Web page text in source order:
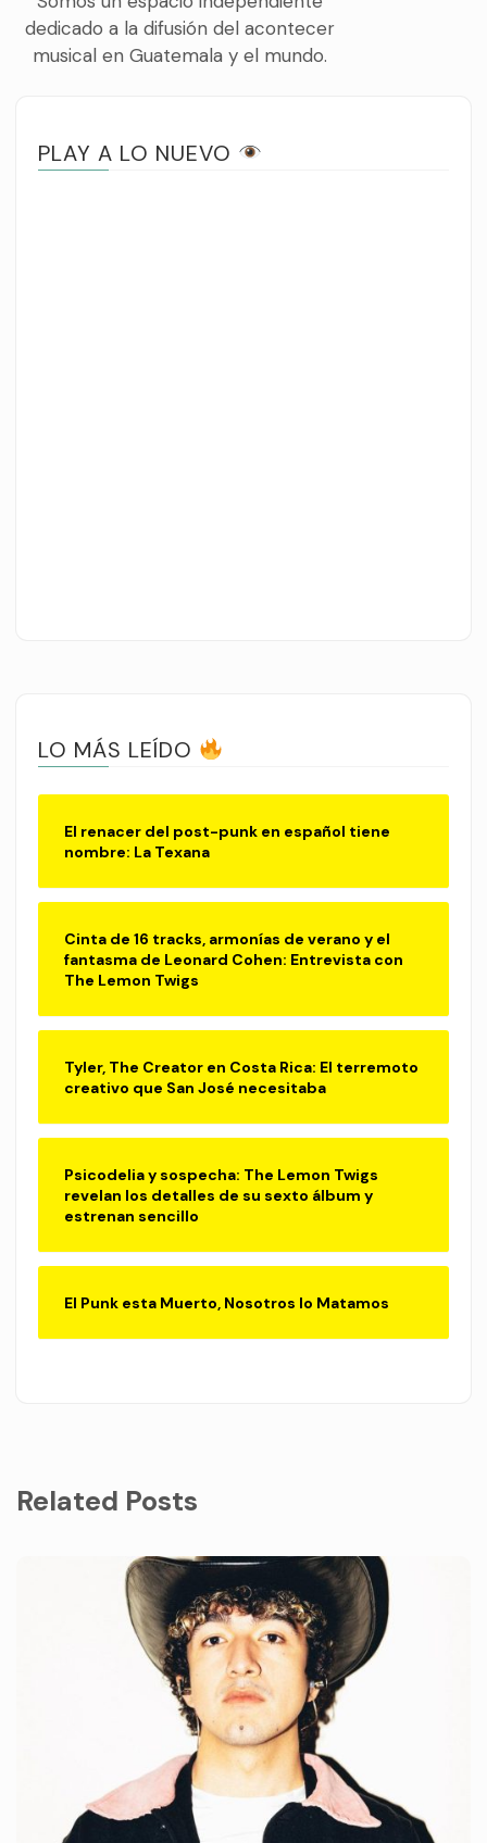
dedicado a la difusión del acontecer
musical en Guatemala y el mundo.
PLAY A LO NUEVO
LO MÁS LEÍDO
El renacer del post-punk en español tiene
nombre: La Texana
Cinta de 16 tracks, armonías de verano y el
fantasma de Leonard Cohen: Entrevista con
The Lemon Twigs
Tyler, The Creator en Costa Rica: El terremoto
creativo que San José necesitaba
Psicodelia y sospecha: The Lemon Twigs
revelan los detalles de su sexto álbum y
estrenan sencillo
El Punk esta Muerto, Nosotros lo Matamos
Related Posts